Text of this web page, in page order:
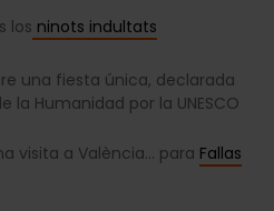
los ninots indultats
una fiesta única, declarada
la Humanidad por la UNESCO
visita a València... para Fallas